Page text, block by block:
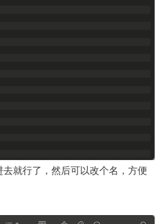
就行了，然后可以改个名，方便